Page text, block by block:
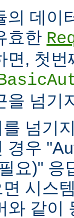
의 데이
효한
면, 첫
을 넘기
넘기
경우
요)" 응
시스
와 같이